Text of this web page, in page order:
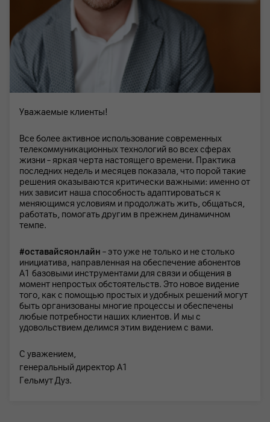
Уважаемые клиенты!
Все более активное использование современных
телекоммуникационных технологий во всех сферах
жизни – яркая черта настоящего времени. Практика
последних недель и месяцев показала, что порой такие
решения оказываются критически важными: именно от
них зависит наша способность адаптироваться к
меняющимся условиям и продолжать жить, общаться,
работать, помогать другим в прежнем динамичном
темпе.
#оставайсяонлайн – это уже не только и не столько
инициатива, направленная на обеспечение абонентов
А1 базовыми инструментами для связи и общения в
момент непростых обстоятельств. Это новое видение
того, как с помощью простых и удобных решений могут
быть организованы многие процессы и обеспечены
любые потребности наших клиентов. И мы с
удовольствием делимся этим видением с вами.
С уважением,
генеральный директор А1
Гельмут Дуз.